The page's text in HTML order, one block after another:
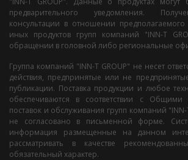
предварительного уведомления.
консультации в отношении
иных продуктов групп компаний "INN-T
обращении в головной либо региональные
Группа компаний "INN-T GROUP" не несет
действия, предпринятые или не
публикации. Поставка продукции и любое
обеспечиваются в соответствии с Общими
поставок и обслуживания групп компаний
не согласовано в письменной форме.
информация размещенные на данном
рассматривать в качестве
обязательный характер.